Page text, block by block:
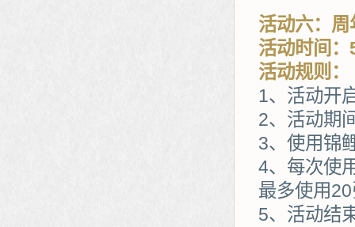
活动六：
活动时间
活动规则：
1、活动开
2、活动期
3、使用锦
4、每次使
最多使用
5、活动结